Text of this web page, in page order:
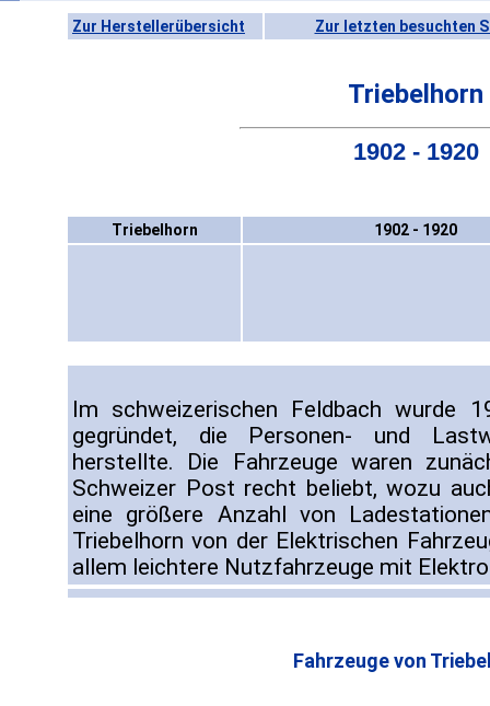
Zur Herstellerübersicht Zur letzten besuchten
Triebelhorn
1902 - 1920
Triebelhorn 1902 - 1920
Im schweizerischen Feldbach wurde
gegründet, die Personen- und
herstellte. Die Fahrzeuge waren
Schweizer Post recht beliebt, wozu
eine größere Anzahl von
Triebelhorn von der Elektrischen
allem leichtere Nutzfahrzeuge mit
Fahrzeuge von